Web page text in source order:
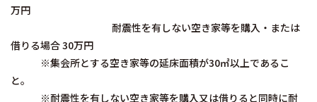
万円
耐震性を有しない空き家等を購入・または
借りる場合 30万円
※集会所とする空き家等の延床面積が30㎡以上であるこ
と。
※耐震性を有しない空き家等を購入又は借りると同時に耐